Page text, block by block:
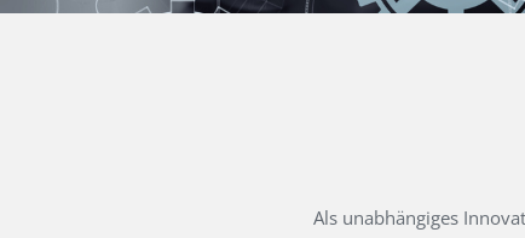
Als unabhängiges